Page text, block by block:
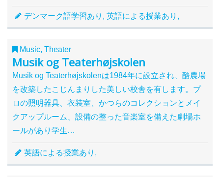
デンマーク語学習あり, 英語による授業あり,
Music, Theater
Musik og Teaterhøjskolen
Musik og Teaterhøjskolenは1984年に設立され、酪農場
を改築したこじんまりした美しい校舎を有します。プ
ロの照明器具、衣装室、かつらのコレクションとメイ
クアップルーム、設備の整った音楽室を備えた劇場ホ
ールがあり学生…
英語による授業あり,